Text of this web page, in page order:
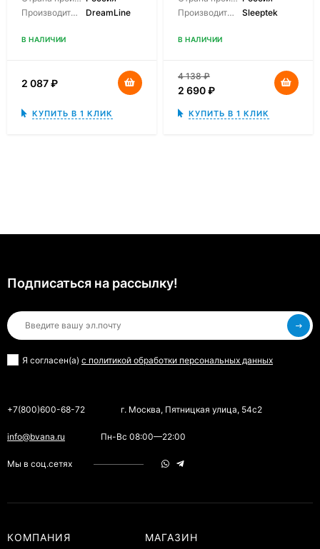
Производитель:
DreamLine
В НАЛИЧИИ
2 087₽
КУПИТЬ В 1 КЛИК
Производитель:
Sleeptek
В НАЛИЧИИ
4 138₽
2 690₽
КУПИТЬ В 1 КЛИК
Подписаться на рассылкy!
Я согласен(a) с политикой обработки персональных данных
+7(800)600-68-72 г. Москва, Пятницкая улица, 54с2
info@bvana.ru Пн-Вс 08:00—22:00
Мы в соц.сетях
КОМПАНИЯ МАГАЗИН